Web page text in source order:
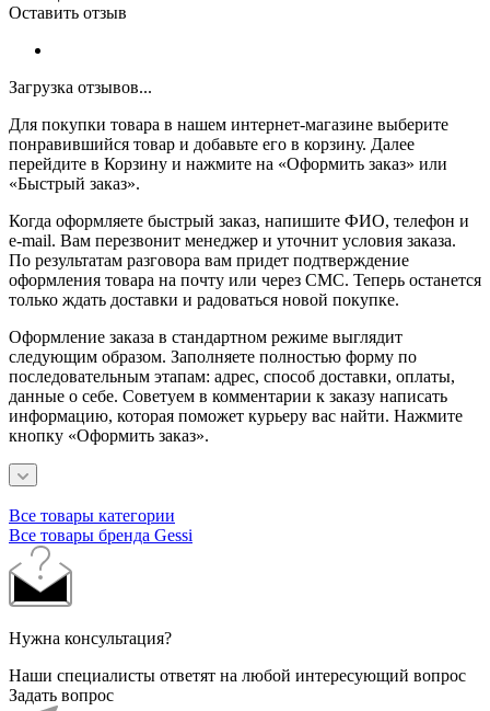
Оставить отзыв
Загрузка отзывов...
Для покупки товара в нашем интернет-магазине выберите
понравившийся товар и добавьте его в корзину. Далее
перейдите в Корзину и нажмите на «Оформить заказ» или
«Быстрый заказ».
Когда оформляете быстрый заказ, напишите ФИО, телефон и
e-mail. Вам перезвонит менеджер и уточнит условия заказа.
По результатам разговора вам придет подтверждение
оформления товара на почту или через СМС. Теперь останется
только ждать доставки и радоваться новой покупке.
Оформление заказа в стандартном режиме выглядит
следующим образом. Заполняете полностью форму по
последовательным этапам: адрес, способ доставки, оплаты,
данные о себе. Советуем в комментарии к заказу написать
информацию, которая поможет курьеру вас найти. Нажмите
кнопку «Оформить заказ».
Все товары категории
Все товары бренда Gessi
Нужна консультация?
Наши специалисты ответят на любой интересующий вопрос
Задать вопрос